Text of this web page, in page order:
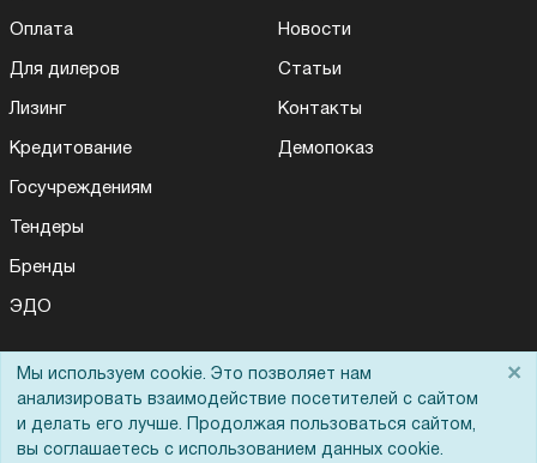
Оплата
Для дилеров
Лизинг
Кредитование
Госучреждениям
Тендеры
Бренды
ЭДО
Новости
Статьи
Контакты
Демопоказ
Помощь
Вопрос-ответ
Мы используем cookie. Это позволяет нам
анализировать взаимодействие посетителей с сайтом
и делать его лучше. Продолжая пользоваться сайтом,
вы соглашаетесь с использованием данных cookie.
×